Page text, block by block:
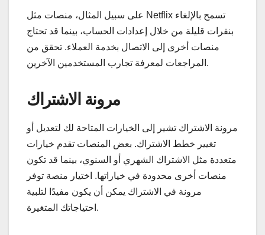
على سبيل المثال، منصات مثل Netflix تسمح بالإلغاء
بنقرات قليلة من خلال إعدادات الحساب، بينما قد تحتاج
منصات أخرى إلى الاتصال بخدمة العملاء. تحقق من
المراجعات لمعرفة تجارب المستخدمين الآخرين.
مرونة الاشتراك
مرونة الاشتراك تشير إلى الخيارات المتاحة لك لتعديل أو
تغيير خطط الاشتراك. بعض المنصات تقدم خيارات
متعددة مثل الاشتراك الشهري أو السنوي، بينما قد تكون
منصات أخرى محدودة في خياراتها. اختيار منصة توفر
مرونة في الاشتراك يمكن أن يكون مفيدًا لتلبية
احتياجاتك المتغيرة.